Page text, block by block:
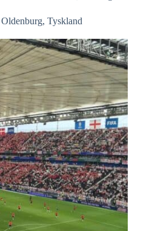
Oldenburg, Tyskland